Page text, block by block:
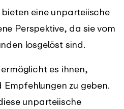
eine unparteiische
Perspektive, da sie vom
losgelöst sind.
es ihnen,
zu geben.
unparteiische